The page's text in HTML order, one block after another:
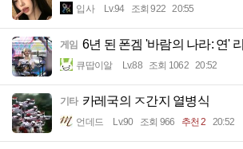
입사 Lv.94 조회 922 20:55
게임 6년 된 폰겜 '바람의 나라: 연'
큐땁이알 Lv.88 조회 1062 20:52
기타 카레국의 ㅈ간지 열병식
언데드 Lv.90 조회 966 추천 2 20:52